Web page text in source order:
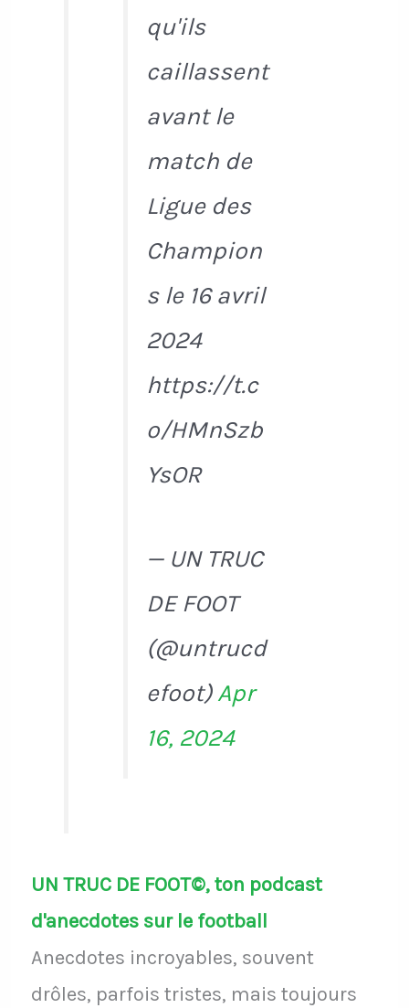
qu'ils
caillassent
avant le
match de
Ligue des
Champion
s le 16 avril
2024
https://t.c
o/HMnSzb
YsOR
— UN TRUC
DE FOOT
(@untrucd
efoot)Apr
16, 2024
UN TRUC DE FOOT©, ton podcast
d'anecdotes sur le football
Anecdotes incroyables, souvent
drôles, parfois tristes, mais toujours